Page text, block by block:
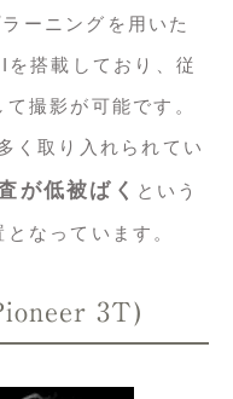
ーニングを用いた
搭載しており、従
撮影が可能です。
く取り入れられてい
が低被ばく という
なっています。
3T)